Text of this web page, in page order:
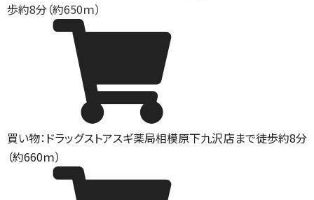
歩約8分（約650ｍ）
買い物：ドラッグストアスギ薬局相模原下九沢店まで徒歩約8分
（約660ｍ）